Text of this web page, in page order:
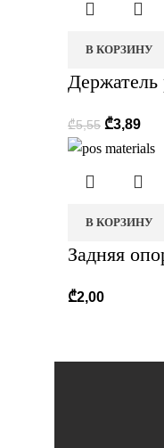
В КОРЗИНУ
₾5,55 ₾3,89
В КОРЗИНУ
Задняя
₾2,00